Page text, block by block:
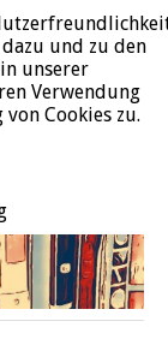
ÜBER JURALIT
und zu den
unserer
Verwendung
Cookies zu.